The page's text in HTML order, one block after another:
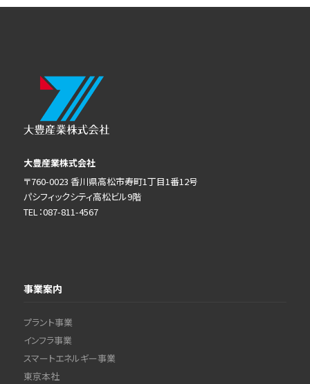
大豊産業株式会社
〒760-0023 香川県高松市寿町1丁目1番12号
パシフィックシティ高松ビル9階
TEL：087-811-4567
事業案内
プラント事業
インフラ事業
スマートエネルギー事業
東京本社